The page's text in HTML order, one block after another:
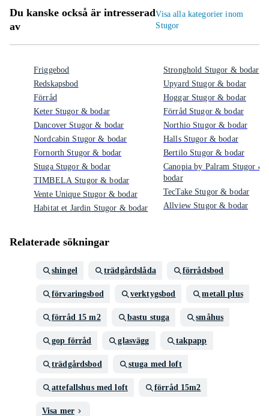
Du kanske också är intresserad
av
Visa alla kategorier inom
Stugor
Friggebod
Redskapsbod
Förråd
Keter Stugor & bodar
Dancover Stugor & bodar
Nordcabin Stugor & bodar
Fornorth Stugor & bodar
Stuga Stugor & bodar
TIMBELA Stugor & bodar
Vente Unique Stugor & bodar
Habitat et Jardin Stugor & bodar
Stronghold Stugor & bodar
Upyard Stugor & bodar
Hoggar Stugor & bodar
Förråd Stugor & bodar
Northio Stugor & bodar
Halls Stugor & bodar
Bertilo Stugor & bodar
Canopia by Palram Stugor &
bodar
TecTake Stugor & bodar
Allview Stugor & bodar
Relaterade sökningar
shingel trädgårdslåda förrådsbod
förvaringsbod verktygsbod metall plus
förråd 15 m2 bastu stuga småhus
gop förråd glasvägg takpapp
trädgårdsbod stuga med loft
attefallshus med loft förråd 15m2
Visa mer